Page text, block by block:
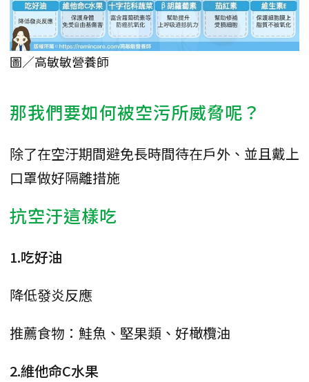
圖／高敏敏營養師
那我們要如何被空污所威脅呢？
除了在空汙期間避免長時間待在戶外、並且戴上
口罩做好隔離措施
抗空汙這樣吃
1.吃好油
降低發炎反應
推薦食物：鮭魚、堅果類、好橄欖油
2.維他命C水果